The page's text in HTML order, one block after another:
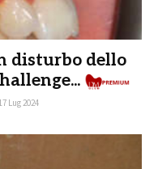
disturbo dello
Lug 2024